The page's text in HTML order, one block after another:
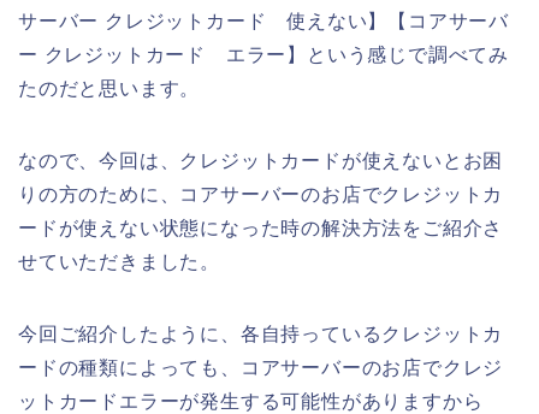
サーバー クレジットカード 使えない】【コアサーバ
ー クレジットカード エラー】という感じで調べてみ
たのだと思います。
なので、今回は、クレジットカードが使えないとお困
りの方のために、コアサーバーのお店でクレジットカ
ードが使えない状態になった時の解決方法をご紹介さ
せていただきました。
今回ご紹介したように、各自持っているクレジットカ
ードの種類によっても、コアサーバーのお店でクレジ
ットカードエラーが発生する可能性がありますから